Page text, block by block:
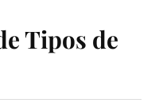
Tipos de